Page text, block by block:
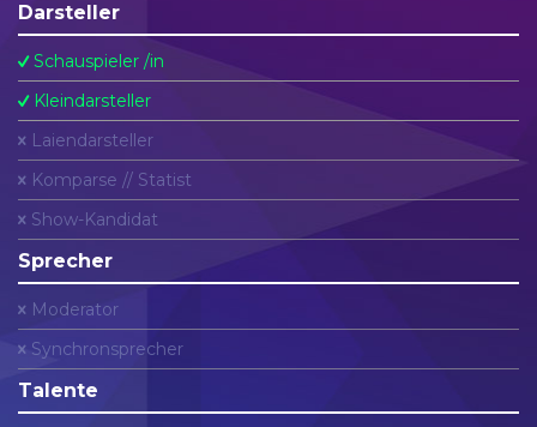
Darsteller
Schauspieler /in
Kleindarsteller
Laiendarsteller
Komparse // Statist
Show-Kandidat
Sprecher
Moderator
Synchronsprecher
Talente